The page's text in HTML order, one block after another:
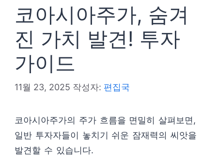
코아시아주가, 숨겨
진 가치 발견! 투자
가이드
11월 23, 2025 작성자: 편집국
코아시아주가의 주가 흐름을 면밀히 살펴보면,
일반 투자자들이 놓치기 쉬운 잠재력의 씨앗을
발견할 수 있습니다.